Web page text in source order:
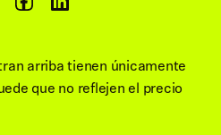
arriba tienen únicamente
que no reflejen el precio